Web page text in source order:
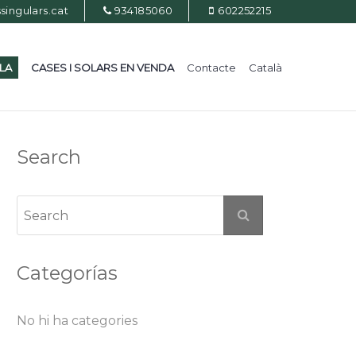
934185060 602252215
CASES I SOLARS EN VENDA Contacte Català
Search
Categorías
No hi ha categories